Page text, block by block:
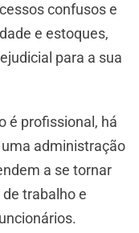
confusos e
e estoques,
para a sua
é profissional, há
administração
a se tornar
trabalho e